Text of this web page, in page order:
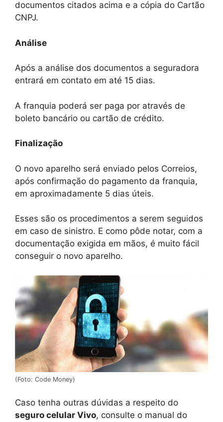
documentos citados acima e a cópia do Cartão
CNPJ.
Análise
Após a análise dos documentos a seguradora
entrará em contato em até 15 dias.
A franquia poderá ser paga por através de
boleto bancário ou cartão de crédito.
Finalização
O novo aparelho será enviado pelos Correios,
após confirmação do pagamento da franquia,
em aproximadamente 5 dias úteis.
Esses são os procedimentos a serem seguidos
em caso de sinistro. E como pôde notar, com a
documentação exigida em mãos, é muito fácil
conseguir o novo aparelho.
(Foto: Code Money)
Caso tenha outras dúvidas a respeito do
seguro celular Vivo, consulte o manual do